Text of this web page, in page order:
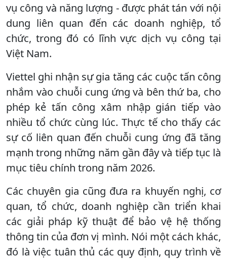
vụ công và năng lượng - được phát tán với nội
dung liên quan đến các doanh nghiệp, tổ
chức, trong đó có lĩnh vực dịch vụ công tại
Việt Nam.
Viettel ghi nhận sự gia tăng các cuộc tấn công
nhắm vào chuỗi cung ứng và bên thứ ba, cho
phép kẻ tấn công xâm nhập gián tiếp vào
nhiều tổ chức cùng lúc. Thực tế cho thấy các
sự cố liên quan đến chuỗi cung ứng đã tăng
mạnh trong những năm gần đây và tiếp tục là
mục tiêu chính trong năm 2026.
Các chuyên gia cũng đưa ra khuyến nghị, cơ
quan, tổ chức, doanh nghiệp cần triển khai
các giải pháp kỹ thuật để bảo vệ hệ thống
thông tin của đơn vị mình. Nói một cách khác,
đó là việc tuân thủ các quy định, quy trình về